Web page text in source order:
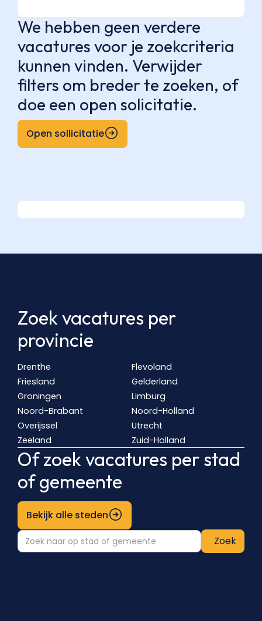
We hebben geen verdere
vacatures voor je zoekcriteria
kunnen vinden. Verwijder
filters om breder te zoeken, of
doe een open solicitatie.
Open sollicitatie
Zoek vacatures per
provincie
Drenthe
Flevoland
Friesland
Gelderland
Groningen
Limburg
Noord-Brabant
Noord-Holland
Overijssel
Utrecht
Zeeland
Zuid-Holland
Of zoek vacatures per stad
of gemeente
Bekijk alle steden